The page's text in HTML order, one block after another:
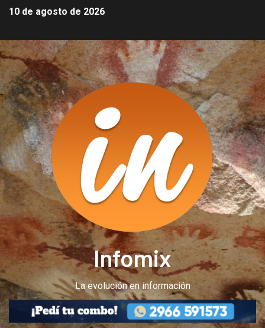
10 de agosto de 2026
Infomix
La evolución en información